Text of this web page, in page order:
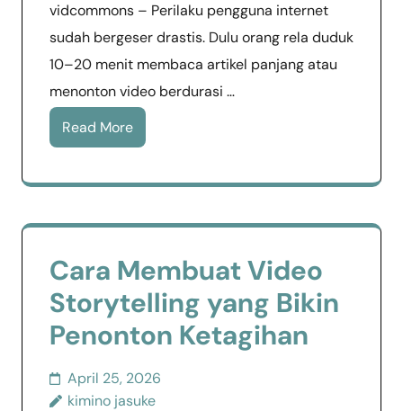
vidcommons – Perilaku pengguna internet
sudah bergeser drastis. Dulu orang rela duduk
10–20 menit membaca artikel panjang atau
menonton video berdurasi …
Read More
Cara Membuat Video
Storytelling yang Bikin
Penonton Ketagihan
April 25, 2026
kimino jasuke